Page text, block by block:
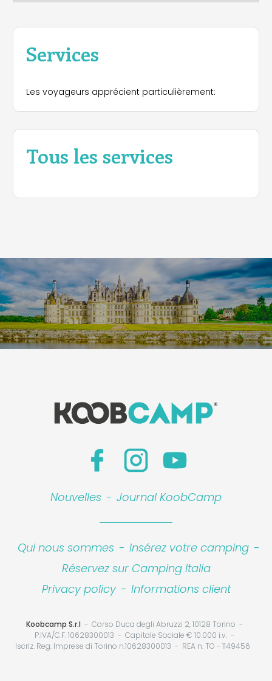
Services
Les voyageurs apprécient particulièrement:
Tous les services
Nouvelles - Journal KoobCamp
Qui nous sommes - Insérez votre camping -
Réservez sur Camping Italia
Privacy policy - Informations client
Koobcamp S.r.l
Corso Duca degli Abruzzi 2, 10128 Torino
P.IVA/C.F. 10628300013
Capitale Sociale € 10.000 i.v.
Iscriz. Reg. Imprese di Torino n.10628300013
REA n. TO - 1149456